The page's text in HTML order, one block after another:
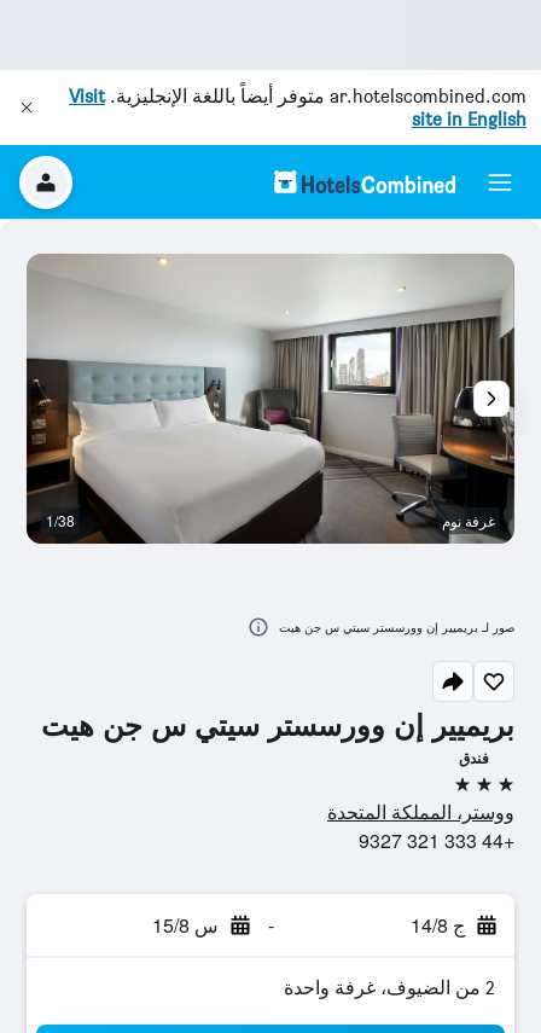
ar.hotelscombined.com متوفر أيضاً باللغة الإنجليزية.Visit
site in English
بريميير إن وورسستر سيتي س جن هيت
فندق
3 نجوم
ووستر، المملكة المتحدة
+44 333 321 9327
ج 14/8 - س 15/8
2 من الضيوف، غرفة واحدة
غرفة نوم 1/38
صور لـ بريميير إن وورسستر سيتي س جن هيت